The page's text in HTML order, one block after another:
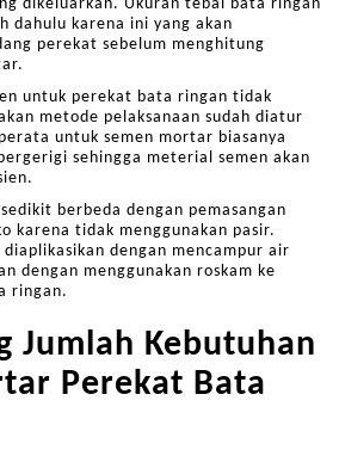
dikeluarkan. Ukuran tebal bata ringan
dahulu karena ini yang akan
perekat sebelum menghitung
untuk perekat bata ringan tidak
metode pelaksanaan sudah diatur
untuk semen mortar biasanya
sehingga meterial semen akan
berbeda dengan pemasangan
karena tidak menggunakan pasir.
dengan mencampur air
dengan menggunakan roskam ke
ringan.
Jumlah Kebutuhan
Perekat Bata